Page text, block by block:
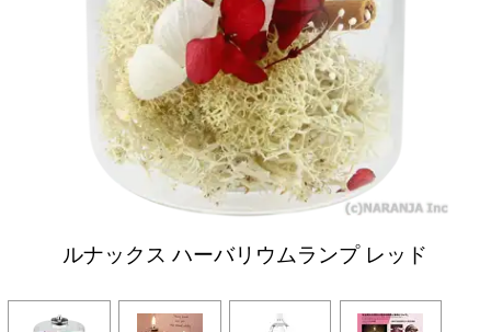
ルナックス ハーバリウムランプ レッド